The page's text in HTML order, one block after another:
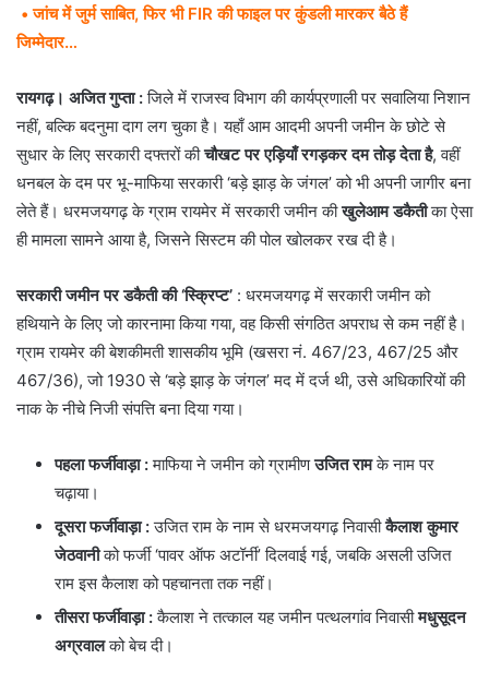
• जांच में जुर्म साबित, फिर भी FIR की फाइल पर कुंडली मारकर बैठे हैं
जिम्मेदार…
रायगढ़। अजित गुप्ता :जिले में राजस्व विभाग की कार्यप्रणाली पर सवालिया निशान
नहीं, बल्कि बदनुमा दाग लग चुका है। यहाँ आम आदमी अपनी जमीन के छोटे से
सुधार के लिए सरकारी दफ्तरों कीचौखट पर एड़ियाँ रगड़कर दम तोड़ देता है, वहीं
धनबल के दम पर भू-माफिया सरकारी ‘बड़े झाड़ के जंगल’ को भी अपनी जागीर बना
लेते हैं। धरमजयगढ़ के ग्राम रायमेर में सरकारी जमीन कीखुलेआम डकैतीका ऐसा
ही मामला सामने आया है, जिसने सिस्टम की पोल खोलकर रख दी है।
सरकारी जमीन पर डकैती की ‘स्क्रिप्ट’ : धरमजयगढ़ में सरकारी जमीन को
हथियाने के लिए जो कारनामा किया गया, वह किसी संगठित अपराध से कम नहीं है।
ग्राम रायमेर की बेशकीमती शासकीय भूमि (खसरा नं. 467/23, 467/25 और
467/36), जो 1930 से ‘बड़े झाड़ के जंगल’ मद में दर्ज थी, उसे अधिकारियों की
नाक के नीचे निजी संपत्ति बना दिया गया।
पहला फर्जीवाड़ा :माफिया ने जमीन को ग्रामीणउजित रामके नाम पर
चढ़ाया।
दूसरा फर्जीवाड़ा :उजित राम के नाम से धरमजयगढ़ निवासीकैलाश कुमार
जेठवानीको फर्जी ‘पावर ऑफ अटॉर्नी’ दिलवाई गई, जबकि असली उजित
राम इस कैलाश को पहचानता तक नहीं।
तीसरा फर्जीवाड़ा :कैलाश ने तत्काल यह जमीन पत्थलगांव निवासीमधुसूदन
अग्रवालको बेच दी।